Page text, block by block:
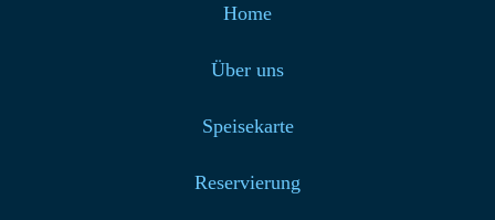
Home
Über uns
Speisekarte
Reservierung